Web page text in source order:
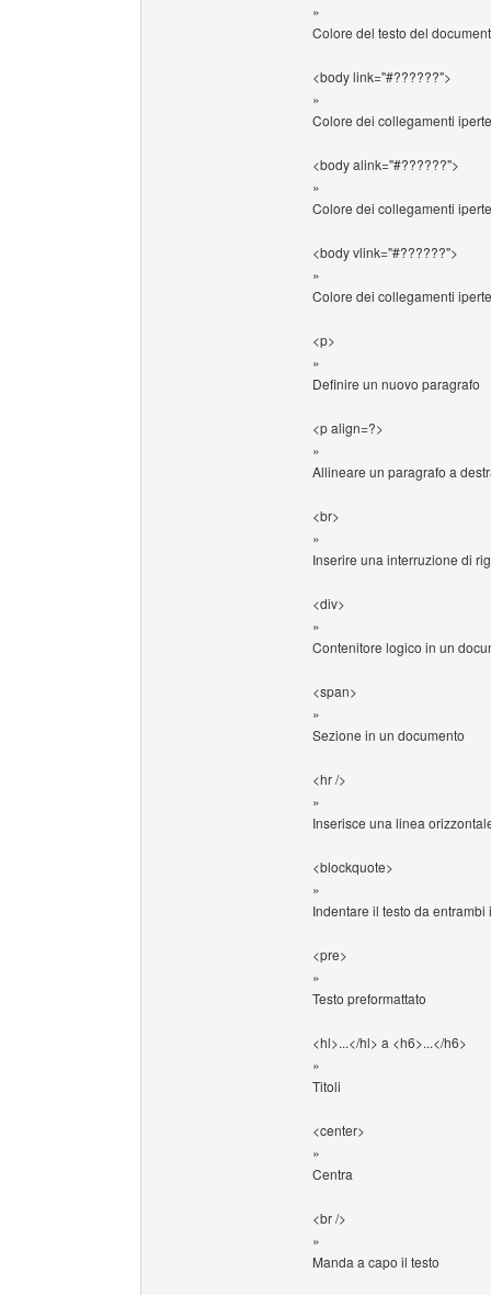
»
Colore del testo del
<body link="#??????">
»
Colore dei collegamenti
<body alink="#??????">
»
Colore dei collegamenti
<body vlink="#??????">
»
Colore dei collegamenti
<p>
»
Definire un nuovo paragrafo
<p align=?>
»
Allineare un paragrafo a
<br>
»
Inserire una interruzione di
<div>
»
Contenitore logico in un
<span>
»
Sezione in un documento
<hr />
»
Inserisce una linea
<blockquote>
»
Indentare il testo da entrambi
<pre>
»
Testo preformattato
<hl>...</hl> a <h6>...</h6>
»
Titoli
<center>
»
Centra
<br />
»
Manda a capo il testo